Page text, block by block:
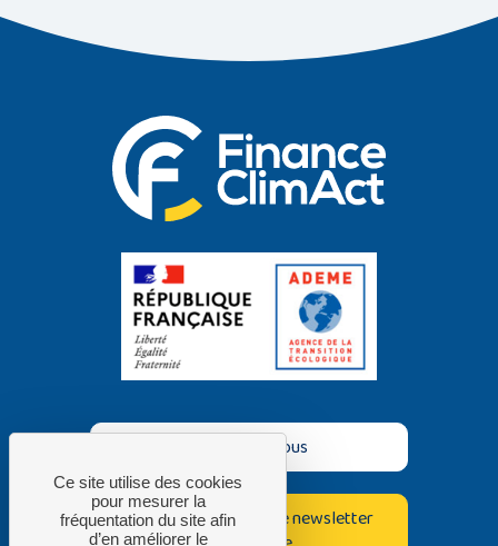
Contactez-nous
Inscrivez-vous à notre newsletter
Ce site utilise des cookies
pour mesurer la
fréquentation du site afin
d’en améliorer le